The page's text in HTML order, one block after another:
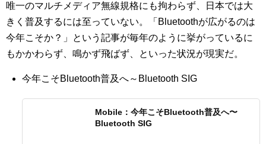
唯一のマルチメディア無線規格にも拘わらず、日本では大
きく普及するには至っていない。「Bluetoothが広がるのは
今年こそか？」という記事が毎年のように挙がっているに
もかかわらず、鳴かず飛ばず、といった状況が現実だ。
今年こそBluetooth普及へ～Bluetooth SIG
Mobile：今年こそBluetooth普及へ〜
Bluetooth SIG